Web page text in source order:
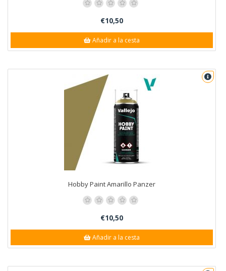
€10,50
Añadir a la cesta
Hobby Paint Amarillo Panzer
€10,50
Añadir a la cesta